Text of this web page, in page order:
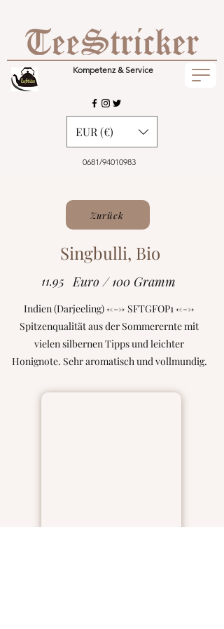
Kompetenz & Service
0681/94010983
EUR (€)
Zurück
Singbulli, Bio
11.95 Euro / 100 Gramm
Indien (Darjeeling) <---> SFTGFOP1 <--->
Spitzenqualität aus der Sommerernte mit
vielen silbernen Tipps und leichter
Honignote. Sehr aromatisch und vollmundig.